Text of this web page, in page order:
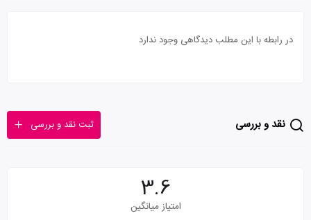
در رابطه با این مطلب دیدگاهی وجود ندارد
نقد و بررسی ثبت نقد و بررسی
3.6
امتیاز میانگین